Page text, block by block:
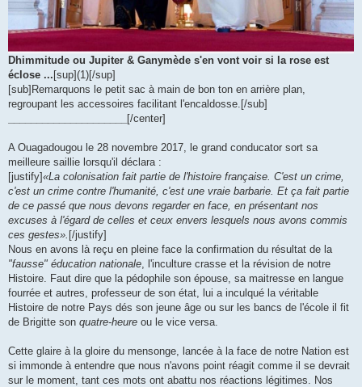
Dhimmitude ou Jupiter & Ganymède s'en vont voir si la rose est
éclose ...[sup](1)[/sup]
[sub]Remarquons le petit sac à main de bon ton en arrière plan,
regroupant les accessoires facilitant l'encaldosse.[/sub]
[/center]
A Ouagadougou le 28 novembre 2017, le grand conducator sort sa
meilleure saillie lorsqu'il déclara :
[justify]«La colonisation fait partie de l'histoire française. C'est un crime,
c'est un crime contre l'humanité, c'est une vraie barbarie. Et ça fait partie
de ce passé que nous devons regarder en face, en présentant nos
excuses à l'égard de celles et ceux envers lesquels nous avons commis
ces gestes». [/justify]
Nous en avons là reçu en pleine face la confirmation du résultat de la
"fausse" éducation nationale , l'inculture crasse et la révision de notre
Histoire. Faut dire que la pédophile son épouse, sa maitresse en langue
fourrée et autres, professeur de son état, lui a inculqué la véritable
Histoire de notre Pays dés son jeune âge ou sur les bancs de l'école il fit
de Brigitte son quatre-heure ou le vice versa.
Cette glaire à la gloire du mensonge, lancée à la face de notre Nation est
si immonde à entendre que nous n'avons point réagit comme il se devrait
sur le moment, tant ces mots ont abattu nos réactions légitimes. Nos